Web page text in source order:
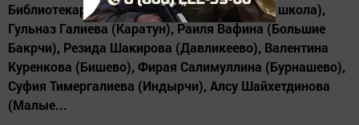
Библиотекари Венера Сафина (Апастовская школа),
Гульназ Галиева (Каратун), Раиля Вафина (Большие
Бакрчи), Резида Шакирова (Давликеево), Валентина
Куренкова (Бишево), Фирая Салимуллина (Бурнашево),
Суфия Тимергалиева (Индырчи), Алсу Шайхетдинова
(Малые...